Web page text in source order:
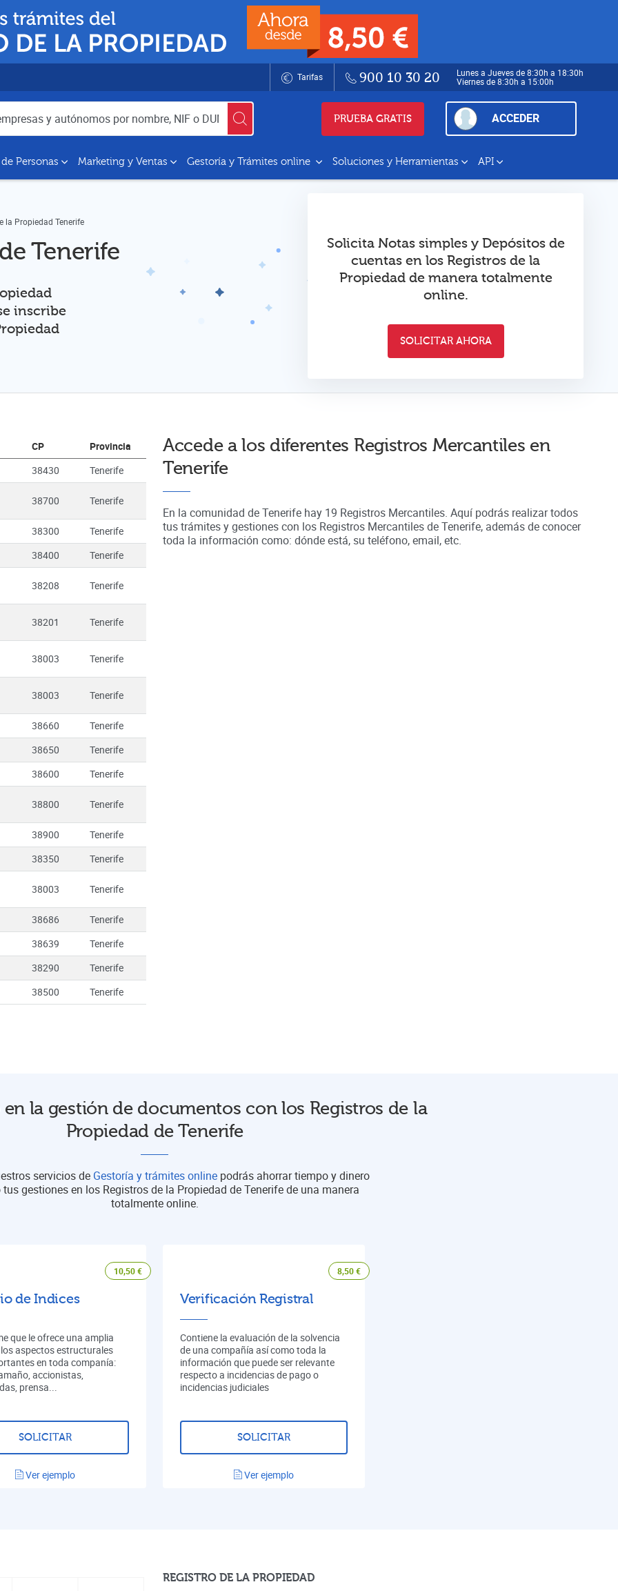
Tarifas 900 10 30 20
Lunes a Jueves de 8:30h a 18:30h
Viernes de 8:30h a 15:00h
PRUEBA GRATIS ACCEDER
Personas Marketing y Ventas Gestoría y Trámites online Soluciones y Herramientas API
la Propiedad Tenerife
Tenerife
inscribe
Solicita Notas simples y Depósitos de
cuentas en los Registros de la
Propiedad de manera totalmente
online.
SOLICITAR AHORA
Accede a los diferentes Registros Mercantiles en
Tenerife
En la comunidad deTenerife hay 19 Registros Mercantiles. Aquí podrás realizar todos
tus trámites y gestiones con los Registros Mercantiles deTenerife, además de conocer
toda la información como: dónde está, su teléfono, email, etc.
CP
Provincia
38430 Tenerife
38700 Tenerife
38300
Tenerife
38400
Tenerife
38208 Tenerife
38201 Tenerife
38003 Tenerife
38003 Tenerife
38660
Tenerife
38650
Tenerife
38600
Tenerife
38800 Tenerife
38900
Tenerife
38350
Tenerife
38003 Tenerife
38686
Tenerife
38639
Tenerife
38290
Tenerife
38500 Tenerife
la gestión de documentos con los Registros de la
Propiedad de Tenerife
servicios de Gestoría y trámites online podrás ahorrar tiempo y dinero
gestiones en los Registros de la Propiedad de Tenerife de una manera
totalmente online.
10,50€
de Indices
que le ofrece una amplia
aspectos estructurales
en toda companía:
accionistas,
prensa...
SOLICITAR
Ver ejemplo
8,50€
Verificación Registral
Contiene la evaluación de la solvencia
de una compañía así como toda la
información que puede ser relevante
respecto a incidencias de pago o
incidencias judiciales
SOLICITAR
Ver ejemplo
REGISTRO DE LA PROPIEDAD